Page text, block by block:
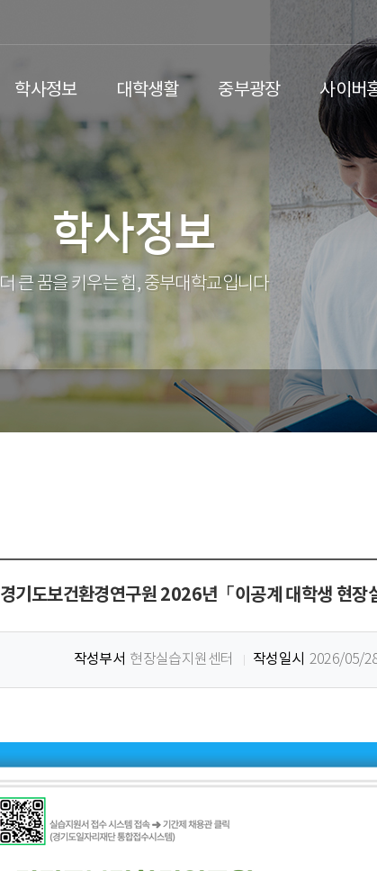
학사정보 대학생활 중부광장 사이버
학사정보
더 큰 꿈을 키우는 힘, 중부대학교입니다
경기도보건환경연구원 2026년「이공계 대학생 현장
작성부서 현장실습지원센터 작성일시 2026/05/